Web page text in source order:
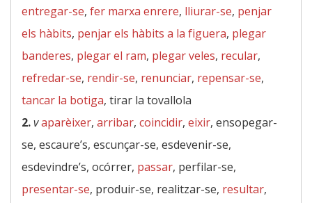
entregar-se, fer marxa enrere, lliurar-se, penjar
els hàbits, penjar els hàbits a la figuera, plegar
banderes, plegar el ram, plegar veles, recular,
refredar-se, rendir-se, renunciar, repensar-se,
tancar la botiga, tirar la tovallola
2.vaparèixer, arribar, coincidir, eixir, ensopegar-
se, escaure’s, escunçar-se, esdevenir-se,
esdevindre’s, ocórrer, passar, perfilar-se,
presentar-se, produir-se, realitzar-se, resultar,